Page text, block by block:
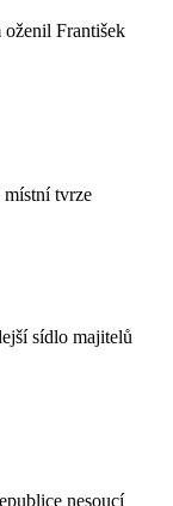
oženil František
místní tvrze
sídlo majitelů
nesoucí